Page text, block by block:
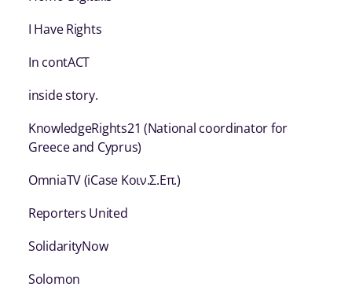
I Have Rights
In contACT
inside story.
KnowledgeRights21 (National coordinator for
Greece and Cyprus)
OmniaTV (iCase Κοιν.Σ.Επ.)
Reporters United
SolidarityNow
Solomon